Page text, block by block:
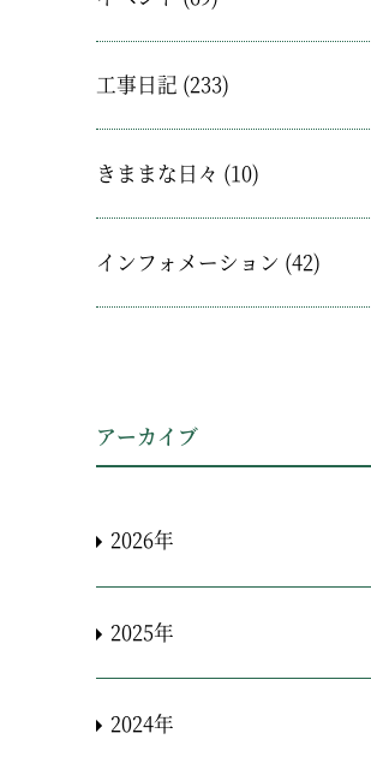
工事日記 (233)
きままな日々 (10)
インフォメーション (42)
アーカイブ
2026年
2025年
2024年